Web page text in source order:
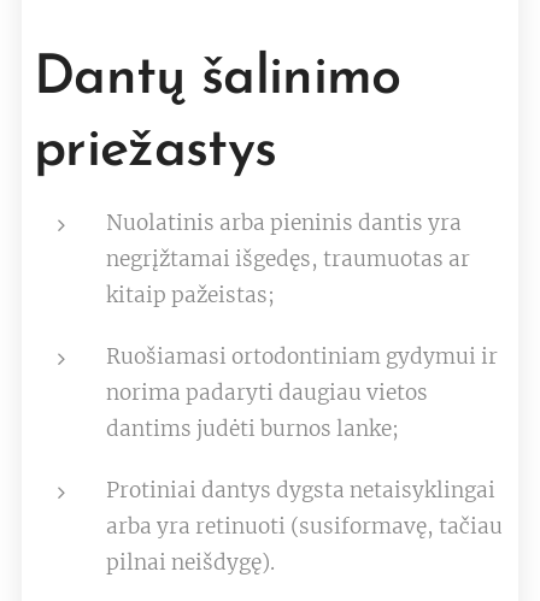
Dantų šalinimo
priežastys
Nuolatinis arba pieninis dantis yra
negrįžtamai išgedęs, traumuotas ar
kitaip pažeistas;
Ruošiamasi ortodontiniam gydymui ir
norima padaryti daugiau vietos
dantims judėti burnos lanke;
Protiniai dantys dygsta netaisyklingai
arba yra retinuoti (susiformavę, tačiau
pilnai neišdygę).